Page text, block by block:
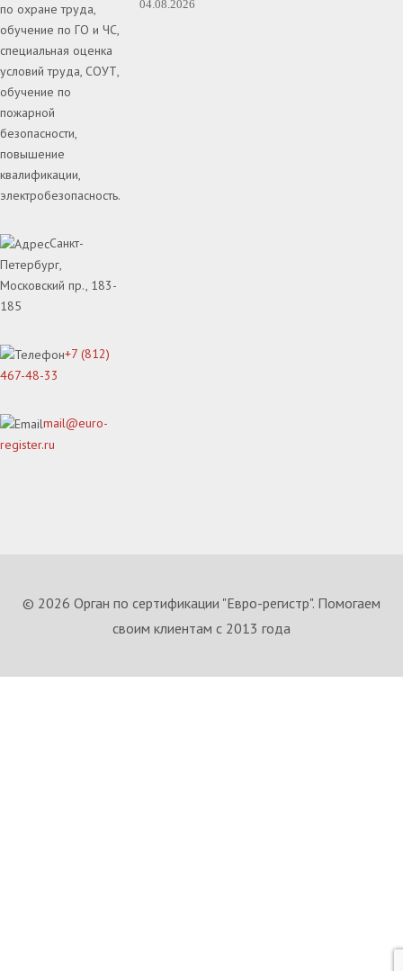
по охране труда,
обучение по ГО и ЧС,
специальная оценка
условий труда, СОУТ,
обучение по
пожарной
безопасности,
повышение
квалификации,
электробезопасность.
Санкт-
Петербург,
Московский пр., 183-
185
+7 (812)
467-48-33
mail@euro-
register.ru
04.08.2026
© 2026 Орган по сертификации "Евро-регистр". Помогаем
своим клиентам с 2013 года